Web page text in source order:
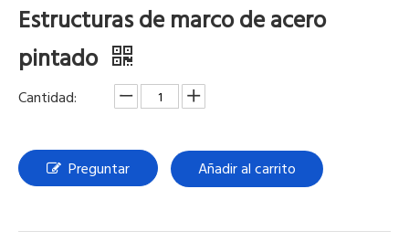
Estructuras de marco de acero
pintado
Cantidad:
Preguntar Añadir al carrito